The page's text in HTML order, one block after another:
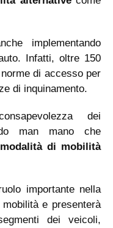
implementando
Infatti, oltre 150
di accesso per
di inquinamento.
dei
man mano che
modalità di mobilità
importante nella
e presenterà
dei veicoli,